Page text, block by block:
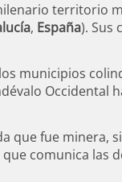
territorio
, España). Sus
municipios
Occidental
que fue minera,
comunica las